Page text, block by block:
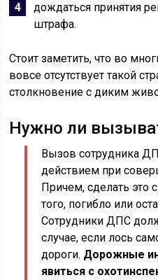
дождаться принятия
штрафа.
Стоит заметить, что во
вовсе отсутствует такой
столкновение с диким
Нужно ли
Вызов сотрудника
действием при
Причем, сделать это
того, погибло или
Сотрудники ДПС
случае, если лось
дороги. Дорожные
явиться с